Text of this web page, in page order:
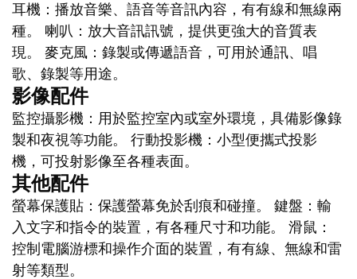
耳機：播放音樂、語音等音訊內容，有有線和無線兩
種。 喇叭：放大音訊訊號，提供更強大的音質表
現。 麥克風：錄製或傳遞語音，可用於通訊、唱
歌、錄製等用途。
影像配件
監控攝影機：用於監控室內或室外環境，具備影像錄
製和夜視等功能。 行動投影機：小型便攜式投影
機，可投射影像至各種表面。
其他配件
螢幕保護貼：保護螢幕免於刮痕和碰撞。 鍵盤：輸
入文字和指令的裝置，有各種尺寸和功能。 滑鼠：
控制電腦游標和操作介面的裝置，有有線、無線和雷
射等類型。